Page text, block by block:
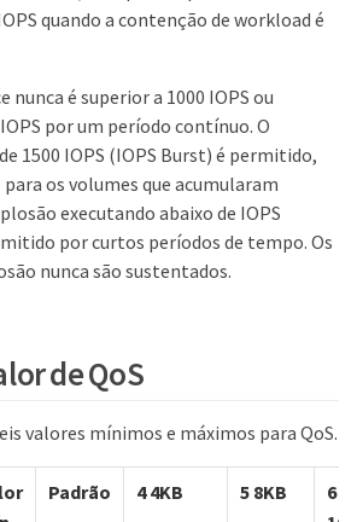
quando a contenção de workload é
nunca é superior a 1000 IOPS ou
por um período contínuo. O
1500 IOPS (IOPS Burst) é permitido,
os volumes que acumularam
executando abaixo de IOPS
por curtos períodos de tempo. Os
nunca são sustentados.
de QoS
valores mínimos e máximos para QoS.
Padrão 4 4KB 5 8KB
6